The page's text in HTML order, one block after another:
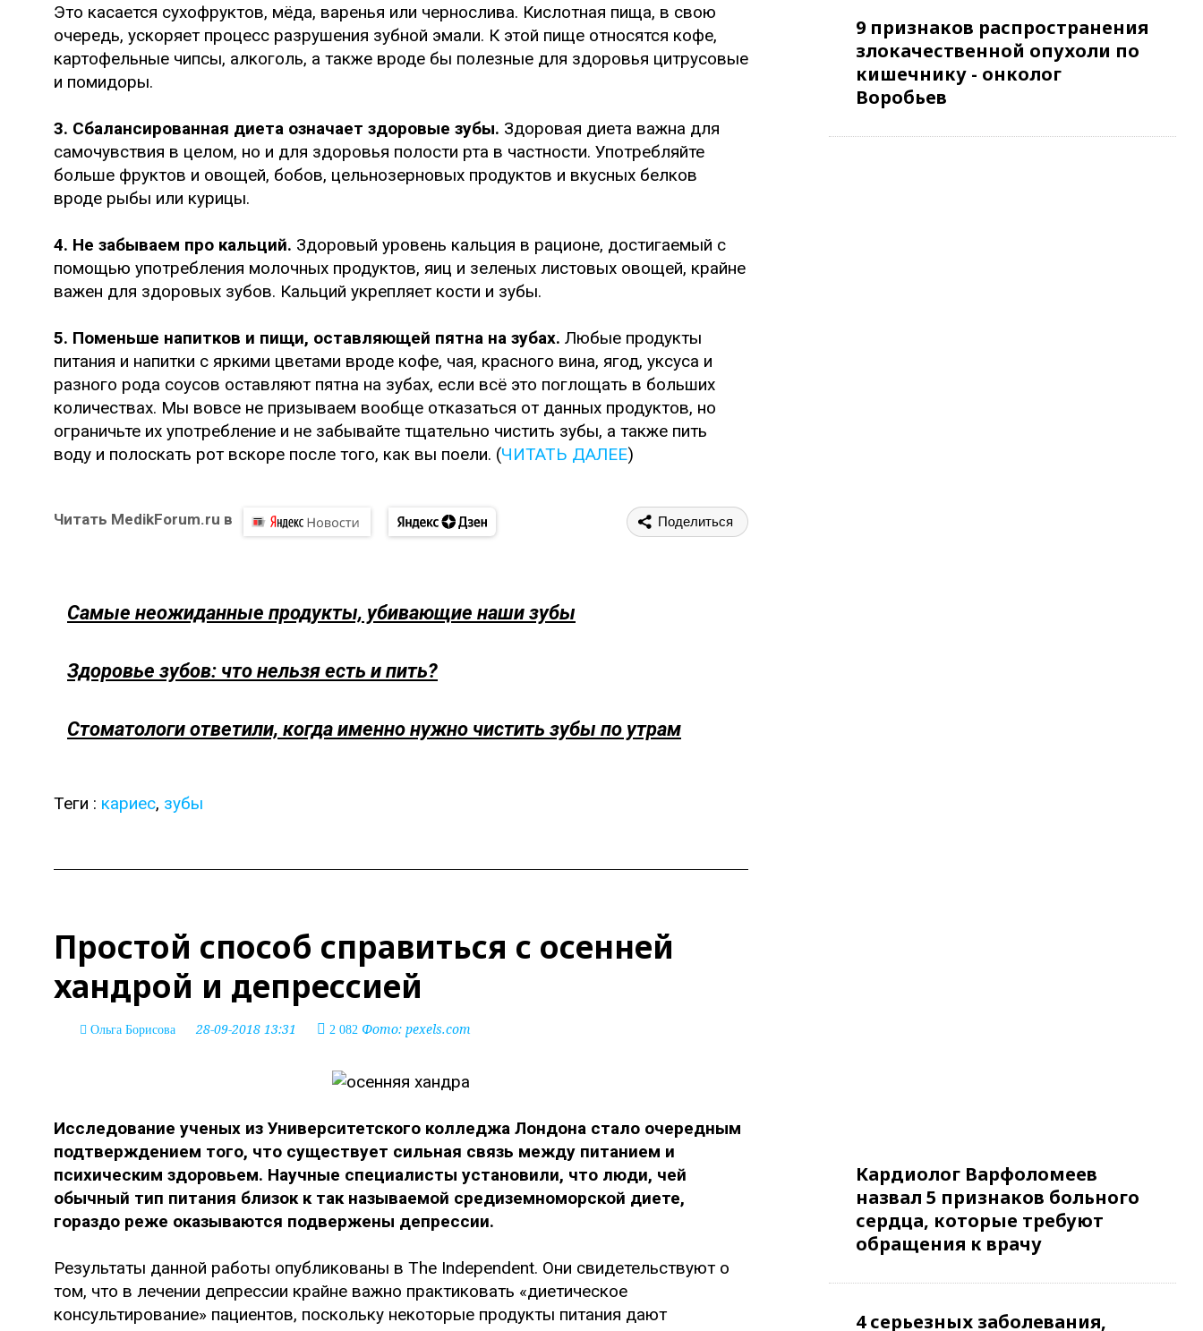
Это касается сухофруктов, мёда, варенья или чернослива. Кислотная пища, в свою
очередь, ускоряет процесс разрушения зубной эмали. К этой пище относятся кофе,
картофельные чипсы, алкоголь, а также вроде бы полезные для здоровья цитрусовые
и помидоры.
3. Сбалансированная диета означает здоровые зубы. Здоровая диета важна для
самочувствия в целом, но и для здоровья полости рта в частности. Употребляйте
больше фруктов и овощей, бобов, цельнозерновых продуктов и вкусных белков
вроде рыбы или курицы.
4. Не забываем про кальций. Здоровый уровень кальция в рационе, достигаемый с
помощью употребления молочных продуктов, яиц и зеленых листовых овощей, крайне
важен для здоровых зубов. Кальций укрепляет кости и зубы.
5. Поменьше напитков и пищи, оставляющей пятна на зубах. Любые продукты
питания и напитки с яркими цветами вроде кофе, чая, красного вина, ягод, уксуса и
разного рода соусов оставляют пятна на зубах, если всё это поглощать в больших
количествах. Мы вовсе не призываем вообще отказаться от данных продуктов, но
ограничьте их употребление и не забывайте тщательно чистить зубы, а также пить
воду и полоскать рот вскоре после того, как вы поели. (ЧИТАТЬ ДАЛЕЕ)
Читать MedikForum.ru в Поделиться
Самые неожиданные продукты, убивающие наши зубы
Здоровье зубов: что нельзя есть и пить?
Стоматологи ответили, когда именно нужно чистить зубы по утрам
Теги : кариес, зубы
9 признаков распространения
злокачественной опухоли по
кишечнику - онколог
Воробьев
Простой способ справиться с осенней
хандрой и депрессией
Ольга Борисова 28-09-2018 13:31 2 082 Фото: pexels.com
Исследование ученых из Университетского колледжа Лондона стало очередным
подтверждением того, что существует сильная связь между питанием и
психическим здоровьем. Научные специалисты установили, что люди, чей
обычный тип питания близок к так называемой средиземноморской диете,
гораздо реже оказываются подвержены депрессии.
Результаты данной работы опубликованы в The Independent. Они свидетельствуют о
том, что в лечении депрессии крайне важно практиковать «диетическое
консультирование» пациентов, поскольку некоторые продукты питания дают
Кардиолог Варфоломеев
назвал 5 признаков больного
сердца, которые требуют
обращения к врачу
4 серьезных заболевания,